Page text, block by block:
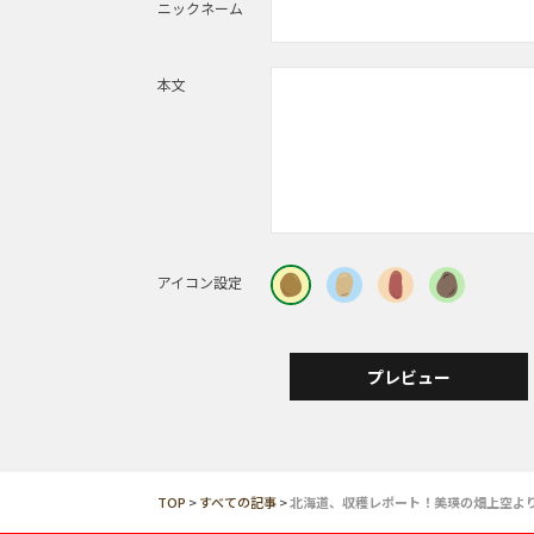
ニックネーム
本文
アイコン設定
プレビュー
TOP >すべての記事>北海道、収穫レポート！美瑛の畑上空よ